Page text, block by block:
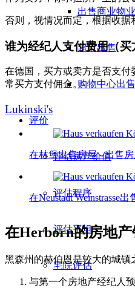
出售商业物业
超市出售
购物中心出售
评价
评估房产价值
评估程序
评估平坦
宅院评估
否则，视情况而定，根据收据
谁为经纪人支付费用（买
在德国，买方或卖方是否支
常买方支付佣金。
Lukinski's
在林堡出售房屋 - 出售
在Neustadt Weinstrasse
在Herborn的房地
黑森州的赫伯恩是较大的城镇
与第一个房地产经纪人